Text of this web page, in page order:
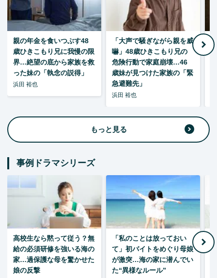
親の年金を食いつぶす48
歳ひきこもり兄に我慢の限
界…絶望の底から家族を救
った妹の「執念の説得」
浜田 裕也
「大声で騒ぎながら親を威
嚇」48歳ひきこもり兄の
危険行動で家庭崩壊…46
歳妹が見つけた家族の「緊
急避難先」
浜田 裕也
もっと見る
事例ドラマシリーズ
高校生なら黙って従う？無
給の必須研修を強いる海の
家…過保護な母を驚かせた
娘の反撃
「私のことは放っておい
て」初バイトをめぐり母娘
が激突…海の家に潜んでい
た“異様なルール”